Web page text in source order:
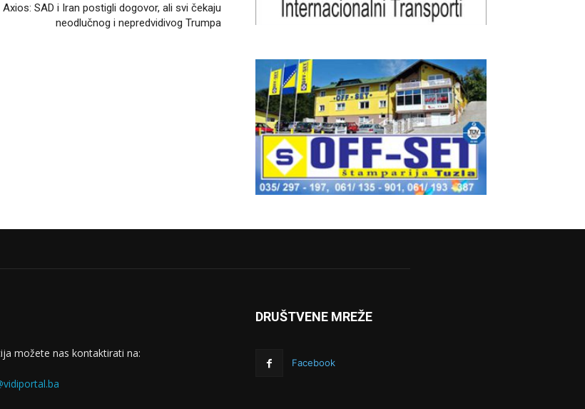
Axios: SAD i Iran postigli dogovor, ali svi čekaju
neodlučnog i nepredvidivog Trumpa
možete nas kontaktirati na:
DRUŠTVENE MREŽE
Facebook